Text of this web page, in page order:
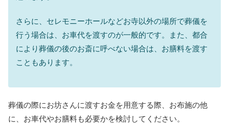
さらに、セレモニーホールなどお寺以外の場所で葬儀を
行う場合は、お車代を渡すのが一般的です。また、都合
により葬儀の後のお斎に呼べない場合は、お膳料を渡す
こともあります。
葬儀の際にお坊さんに渡すお金を用意する際、お布施の他
に、お車代やお膳料も必要かを検討してください。